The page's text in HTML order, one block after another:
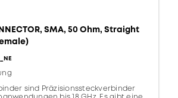
SMA, 50 Ohm, Straight
sind Präzisionssteckverbinder